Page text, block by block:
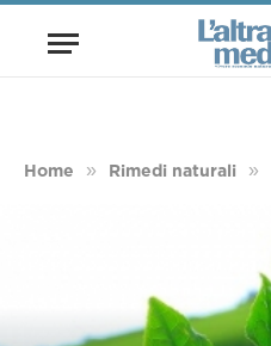
Home » Rimedi naturali »